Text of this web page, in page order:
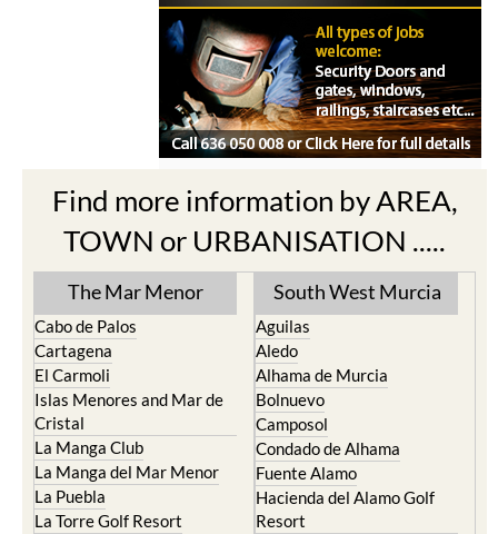
Find more information by AREA,
TOWN or URBANISATION .....
The Mar Menor
Cabo de Palos
Cartagena
El Carmoli
Islas Menores and Mar de
Cristal
La Manga Club
La Manga del Mar Menor
La Puebla
La Torre Golf Resort
South West Murcia
Aguilas
Aledo
Alhama de Murcia
Bolnuevo
Camposol
Condado de Alhama
Fuente Alamo
Hacienda del Alamo Golf
Resort